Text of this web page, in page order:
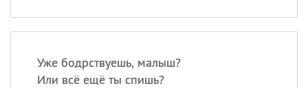
Уже бодрствуешь, малыш?
Или всё ещё ты спишь?